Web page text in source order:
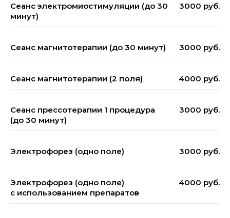
Сеанс электромиостимуляции (до 30
минут)
3000 руб.
Сеанс магнитотерапии (до 30 минут) 3000 руб.
Сеанс магнитотерапии (2 поля) 4000 руб.
Сеанс прессотерапии 1 процедура
(до 30 минут)
3000 руб.
Электрофорез (одно поле) 3000 руб.
Электрофорез (одно поле)
с использованием препаратов
4000 руб.